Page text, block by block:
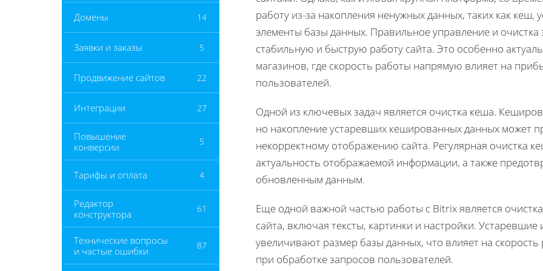
Домены 14
Заявки и заказы 5
Продвижение сайтов 22
Интеграции 27
Повышение
конверсии
5
Тарифы и оплата 4
Редактор
конструктора
61
Технические вопросы
и частые ошибки
87
работу из-за накопления ненужных данных, таких как
элементы базы данных. Правильное управление и очистка
стабильную и быструю работу сайта. Это особенно
магазинов, где скорость работы напрямую влияет на
пользователей.
Одной из ключевых задач является очистка кеша.
но накопление устаревших кешированных данных может
некорректному отображению сайта. Регулярная очистка
актуальность отображаемой информации, а также
обновленным данным.
Еще одной важной частью работы с Bitrix является
сайта, включая тексты, картинки и настройки.
увеличивают размер базы данных, что влияет на
при обработке запросов пользователей.